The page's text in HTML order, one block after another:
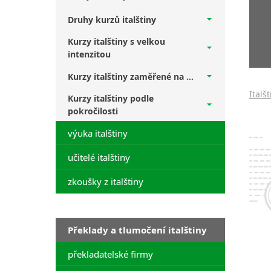
Druhy kurzů italštiny
Kurzy italštiny s velkou
intenzitou
Kurzy italštiny zaměřené na ...
Kurzy italštiny podle
pokročilosti
výuka italštiny
učitelé italštiny
zkoušky z italštiny
Překlady a tlumočení italštiny
překladatelské firmy